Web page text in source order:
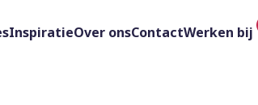
InspiratieOver onsContactWerken bij